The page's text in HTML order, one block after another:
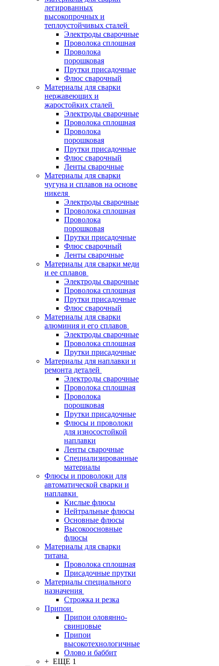
легированных
высокопрочных и
теплоустойчивых сталей
Электроды сварочные
Проволока сплошная
Проволока
порошковая
Прутки присадочные
Флюс сварочный
Материалы для сварки
нержавеющих и
жаростойких сталей
Электроды сварочные
Проволока сплошная
Проволока
порошковая
Прутки присадочные
Флюс сварочный
Ленты сварочные
Материалы для сварки
чугуна и сплавов на основе
никеля
Электроды сварочные
Проволока сплошная
Проволока
порошковая
Прутки присадочные
Флюс сварочный
Ленты сварочные
Материалы для сварки меди
и ее сплавов
Электроды сварочные
Проволока сплошная
Прутки присадочные
Флюс сварочный
Материалы для сварки
алюминия и его сплавов
Электроды сварочные
Проволока сплошная
Прутки присадочные
Материалы для наплавки и
ремонта деталей
Электроды сварочные
Проволока сплошная
Проволока
порошковая
Прутки присадочные
Флюсы и проволоки
для износостойкой
наплавки
Ленты сварочные
Специализированные
материалы
Флюсы и проволоки для
автоматической сварки и
наплавки
Кислые флюсы
Нейтральные флюсы
Основные флюсы
Высокоосновные
флюсы
Материалы для сварки
титана
Проволока сплошная
Присадочные прутки
Материалы специального
назначения
Строжка и резка
Припои
Припои оловянно-
свинцовые
Припои
высокотехнологичные
Олово и баббит
+ ЕЩЕ 1